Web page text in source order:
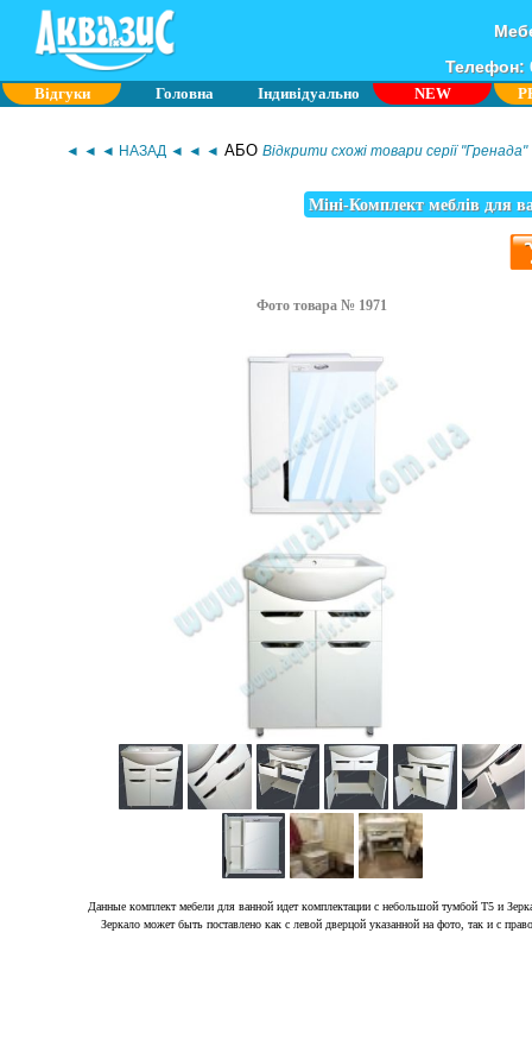
Телефон:
Відгуки Головна Індивідуально NEW
◄ ◄ ◄ НАЗАД ◄ ◄ ◄ АБО Відкрити схожі товари серії "Гренада"
Міні-Комплект меблів для
Фото товара № 1971
Данные комплект мебели для ванной идет комплектации с небольшой тумбой Т5 и
Зеркало может быть поставлено как с левой дверцой указанной на фото, так и с